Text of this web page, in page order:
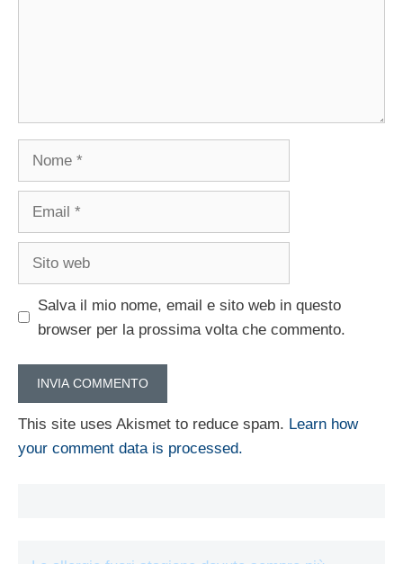
Nome
Email
Sito
Salva il mio nome, email e sito web in questo
browser per la prossima volta che commento.
This site uses Akismet to reduce spam. Learn how
your comment data is processed.